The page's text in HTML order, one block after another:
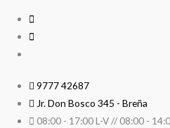
9777 42687
Jr. Don Bosco 345 - Breña
08:00 - 17:00 L-V // 08:00 -